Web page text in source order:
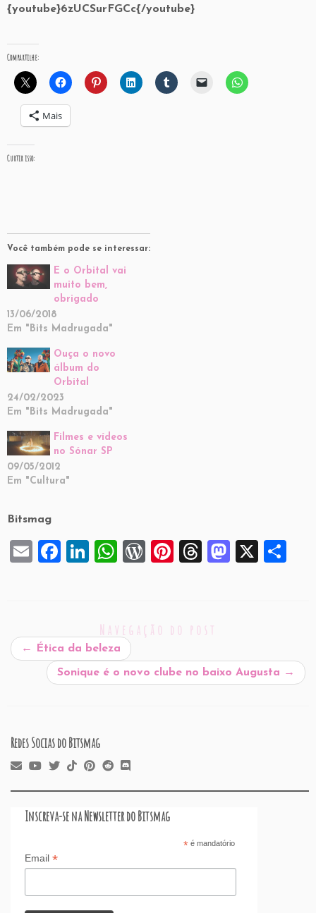
{youtube}6zUCSurFGCc{/youtube}
Compartilhe:
Mais
Curtir isso:
Você também pode se interessar:
E o Orbital vai
muito bem,
obrigado
13/06/2018
Em "Bits Madrugada"
Ouça o novo
álbum do
Orbital
24/02/2023
Em "Bits Madrugada"
Filmes e vídeos
no Sónar SP
09/05/2012
Em "Cultura"
Bitsmag
E
F
b
o
o
Li
e
dI
n
W
A
p
p
W
P
re
ss
Pi
t
T
d
s
M
o
n
X
Navegação do post
← Ética da beleza
Sonique é o novo clube no baixo Augusta →
Redes Socias do Bitsmag
Inscreva-se na Newsletter do Bitsmag
*é mandatório
Email *